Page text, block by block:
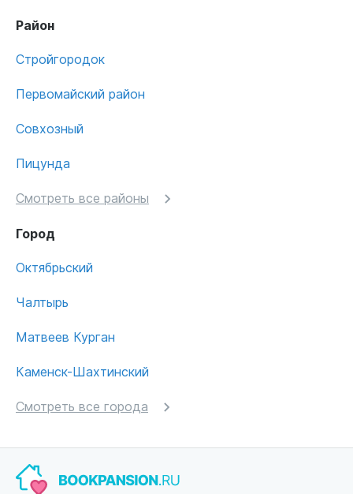
Район
Стройгородок
Первомайский район
Совхозный
Пицунда
Смотреть все районы
Город
Октябрьский
Чалтырь
Матвеев Курган
Каменск-Шахтинский
Смотреть все города